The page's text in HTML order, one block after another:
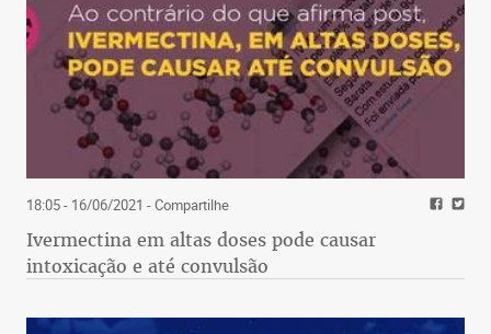
18:05 - 16/06/2021 - Compartilhe
Ivermectina em altas doses pode causar
intoxicação e até convulsão